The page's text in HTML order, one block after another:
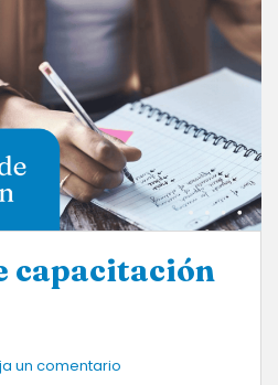
capacitación
un comentario